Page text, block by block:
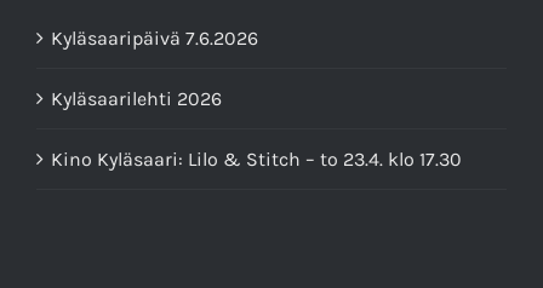
Kyläsaaripäivä 7.6.2026
Kyläsaarilehti 2026
Kino Kyläsaari: Lilo & Stitch – to 23.4. klo 17.30